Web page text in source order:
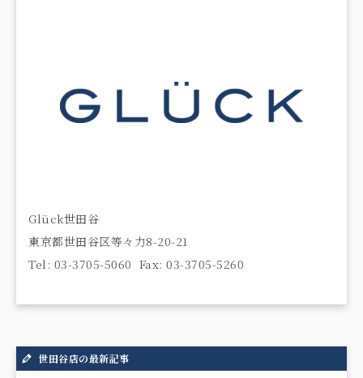
Glück世田谷
東京都世田谷区等々力8-20-21
Tel: 03-3705-5060 Fax: 03-3705-5260
世田谷店の最新記事